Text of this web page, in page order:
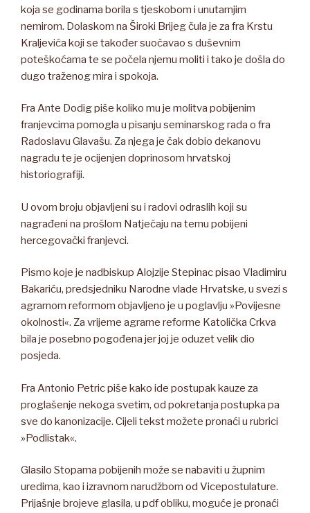
koja se godinama borila s tjeskobom i unutarnjim
nemirom. Dolaskom na Široki Brijeg čula je za fra Krstu
Kraljevića koji se također suočavao s duševnim
poteškoćama te se počela njemu moliti i tako je došla do
dugo traženog mira i spokoja.
Fra Ante Dodig piše koliko mu je molitva pobijenim
franjevcima pomogla u pisanju seminarskog rada o fra
Radoslavu Glavašu. Za njega je čak dobio dekanovu
nagradu te je ocijenjen doprinosom hrvatskoj
historiografiji.
U ovom broju objavljeni su i radovi odraslih koji su
nagrađeni na prošlom Natječaju na temu pobijeni
hercegovački franjevci.
Pismo koje je nadbiskup Alojzije Stepinac pisao Vladimiru
Bakariću, predsjedniku Narodne vlade Hrvatske, u svezi s
agrarnom reformom objavljeno je u poglavlju »Povijesne
okolnosti«. Za vrijeme agrarne reforme Katolička Crkva
bila je posebno pogođena jer joj je oduzet velik dio
posjeda.
Fra Antonio Petric piše kako ide postupak kauze za
proglašenje nekoga svetim, od pokretanja postupka pa
sve do kanonizacije. Cijeli tekst možete pronaći u rubrici
»Podlistak«.
Glasilo Stopama pobijenih može se nabaviti u župnim
uredima, kao i izravnom narudžbom od Vicepostulature.
Prijašnje brojeve glasila, u pdf obliku, moguće je pronaći